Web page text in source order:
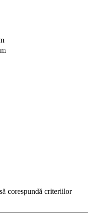
corespundă criteriilor